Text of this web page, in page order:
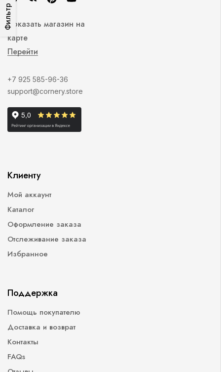
ФильтрПоказать магазин на
карте
Перейти
+7 925 585-96-36
support@cornery.store
Клиенту
Мой аккаунт
Каталог
Оформление заказа
Отслеживание заказа
Избранное
Поддержка
Помощь покупателю
Доставка и возврат
Контакты
FAQs